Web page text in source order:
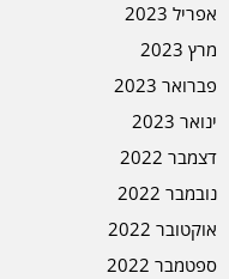
אפריל 2023
מרץ 2023
פברואר 2023
ינואר 2023
דצמבר 2022
נובמבר 2022
אוקטובר 2022
ספטמבר 2022